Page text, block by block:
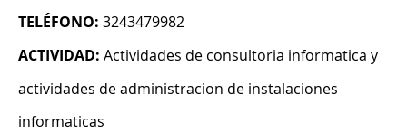
TELÉFONO: 3243479982
ACTIVIDAD: Actividades de consultoria informatica y
actividades de administracion de instalaciones
informaticas